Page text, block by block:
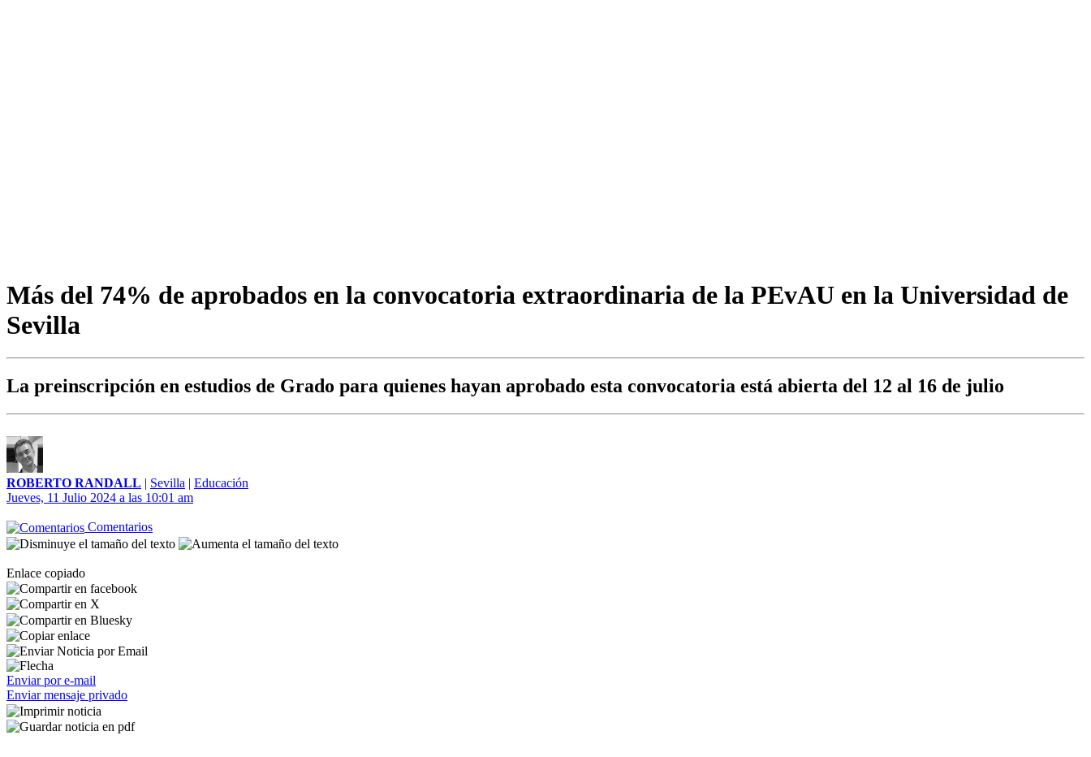
Más del 74% de aprobados en la convocatoria extraordinaria de la PEvAU en la Universidad de
Sevilla
La preinscripción en estudios de Grado para quienes hayan aprobado esta convocatoria está abierta del 12 al 16 de julio
ROBERTO RANDALL | Sevilla | Educación
Jueves, 11 Julio 2024 a las 10:01 am
Comentarios
Enlace copiado
Enviar por e-mail
Enviar mensaje privado